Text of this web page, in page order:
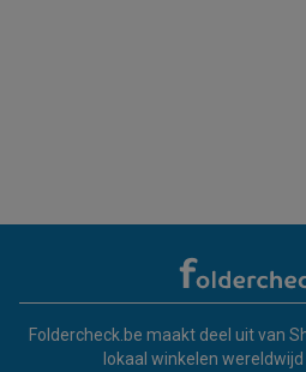
Foldercheck.be maakt deel uit van
lokaal winkelen